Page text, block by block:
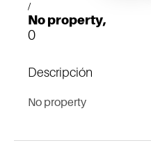
/
No property,
0
Descripción
No property